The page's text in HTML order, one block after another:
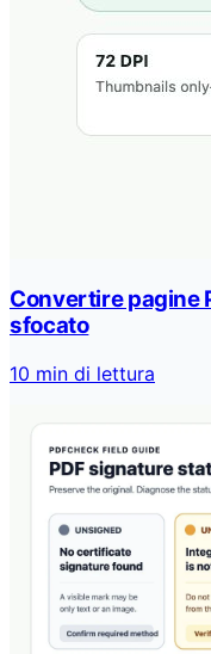
Convertire pagine
sfocato
10 min di lettura